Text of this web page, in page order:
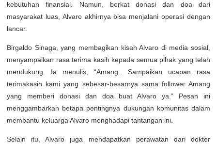
kebutuhan finansial. Namun, berkat donasi dan doa dari
masyarakat luas, Alvaro akhirnya bisa menjalani operasi dengan
lancar.
Birgaldo Sinaga, yang membagikan kisah Alvaro di media sosial,
menyampaikan rasa terima kasih kepada semua pihak yang telah
mendukung. Ia menulis, “Amang.. Sampaikan ucapan rasa
terimakasih kami yang sebesar-besarnya sama follower Amang
yang memberi donasi dan doa buat Alvaro ya.” Pesan ini
menggambarkan betapa pentingnya dukungan komunitas dalam
membantu keluarga Alvaro menghadapi tantangan ini.
Selain itu, Alvaro juga mendapatkan perawatan dari dokter